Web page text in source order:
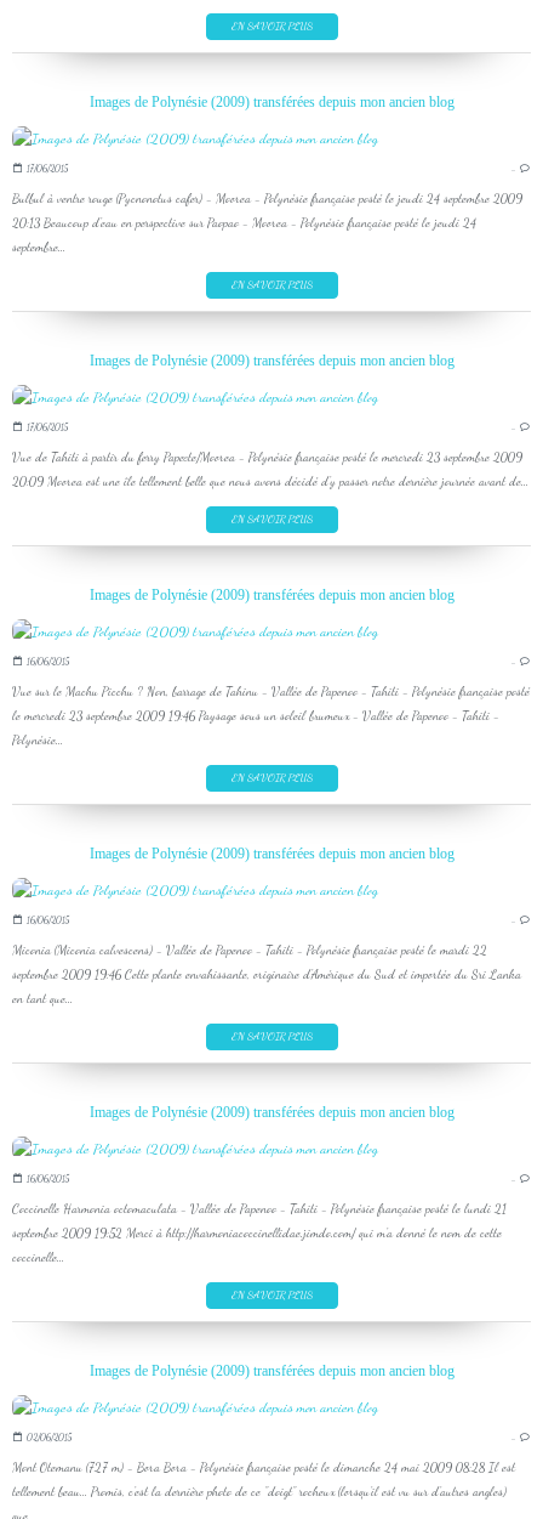
EN SAVOIR PLUS
Images de Polynésie (2009) transférées depuis mon ancien blog
17/06/2015 …
Bulbul à ventre rouge (Pycnonotus cafer) - Moorea - Polynésie française posté le jeudi 24 septembre 2009
20:13 Beaucoup d'eau en perspective sur Paopao - Moorea - Polynésie française posté le jeudi 24
septembre...
EN SAVOIR PLUS
Images de Polynésie (2009) transférées depuis mon ancien blog
17/06/2015 …
Vue de Tahiti à partir du ferry Papeete/Moorea - Polynésie française posté le mercredi 23 septembre 2009
20:09 Moorea est une île tellement belle que nous avons décidé d'y passer notre dernière journée avant de...
EN SAVOIR PLUS
Images de Polynésie (2009) transférées depuis mon ancien blog
16/06/2015 …
Vue sur le Machu Picchu ? Non, barrage de Tahinu - Vallée de Papenoo - Tahiti - Polynésie française posté
le mercredi 23 septembre 2009 19:46 Paysage sous un soleil brumeux - Vallée de Papenoo - Tahiti -
Polynésie...
EN SAVOIR PLUS
Images de Polynésie (2009) transférées depuis mon ancien blog
16/06/2015 …
Miconia (Miconia calvescens) - Vallée de Papenoo - Tahiti - Polynésie française posté le mardi 22
septembre 2009 19:46 Cette plante envahissante, originaire d'Amérique du Sud et importée du Sri Lanka
en tant que...
EN SAVOIR PLUS
Images de Polynésie (2009) transférées depuis mon ancien blog
16/06/2015 …
Coccinelle Harmonia octomaculata - Vallée de Papenoo - Tahiti - Polynésie française posté le lundi 21
septembre 2009 19:52 Merci à http://harmoniacoccinellidae.jimdo.com/ qui m'a donné le nom de cette
coccinelle...
EN SAVOIR PLUS
Images de Polynésie (2009) transférées depuis mon ancien blog
02/06/2015 …
Mont Otemanu (727 m) - Bora Bora - Polynésie française posté le dimanche 24 mai 2009 08:28 Il est
tellement beau... Promis, c'est la dernière photo de ce "doigt" rocheux (lorsqu'il est vu sur d'autres angles)